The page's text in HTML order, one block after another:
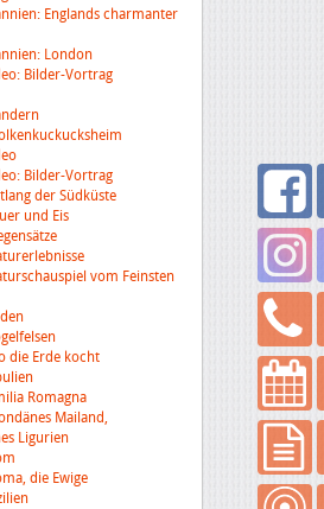
Englands charmanter
London
Bilder-Vortrag
Bilder-Vortrag
der Südküste
und Eis
vom Feinsten
die Erde kocht
Romagna
Mailand,
Ligurien
die Ewige